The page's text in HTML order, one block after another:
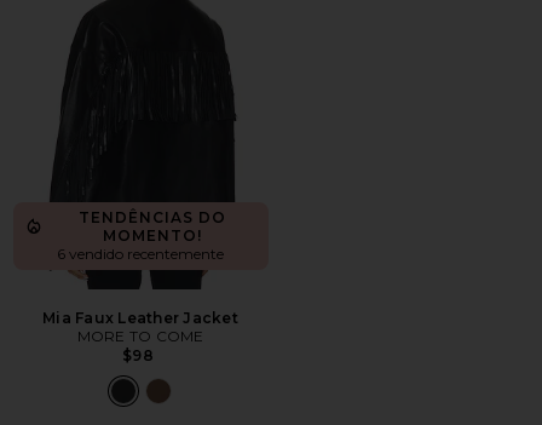
TENDÊNCIAS DO
MOMENTO!
6 vendido recentemente
Mia Faux Leather Jacket
MORE TO COME
$98